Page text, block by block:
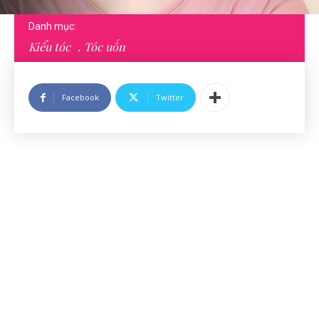
Danh mục:
Kiểu tóc Tóc uốn
Facebook Twitter